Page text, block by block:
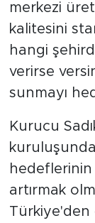
merkezi
kalitesini
hangi
verirse
sunmayı
Kurucu
hedeflerinin
artırmak
Türkiye'den